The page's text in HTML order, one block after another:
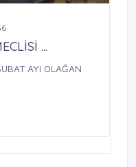
...
AYI OLAĞAN